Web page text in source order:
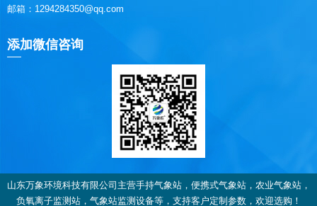
邮箱：1294284350@qq.com
添加微信咨询
山东万象环境科技有限公司主营手持气象站，便携式气象站，农业气象站，
负氧离子监测站，气象站监测设备等，支持客户定制参数，欢迎选购！